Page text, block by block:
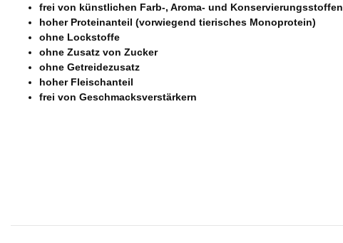
frei von künstlichen Farb-, Aroma- und Konservierungsstoffen
hoher Proteinanteil (vorwiegend tierisches Monoprotein)
ohne Lockstoffe
ohne Zusatz von Zucker
ohne Getreidezusatz
hoher Fleischanteil
frei von Geschmacksverstärkern